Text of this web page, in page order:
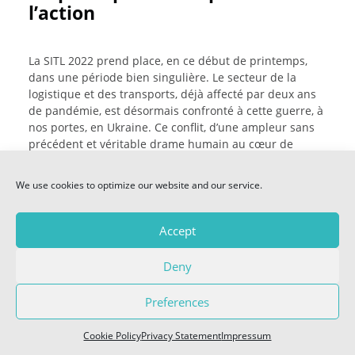
We use cookies to optimize our website and our service.
Accept
Deny
Preferences
Cookie PolicyPrivacy StatementImpressum
l’action
La SITL 2022 prend place, en ce début de printemps,
dans une période bien singulière. Le secteur de la
logistique et des transports, déjà affecté par deux ans
de pandémie, est désormais confronté à cette guerre, à
nos portes, en Ukraine. Ce conflit, d’une ampleur sans
précédent et véritable drame humain au cœur de
niveau européen et mondial. Cette situation nous
oblige d’autant plus à réfléchir à notre futur.
La SITL est avant tout un salon de l’innovation, un
laboratoire de la logistique. L’ADN de la SITL fait dès
lors encore plus sens ! Face aux enjeux climatiques et
environnementaux et à notre dépendance aux énergies
fossiles, nous devons aujourd’hui concrétiser les
promesses tenues.
VIDEOS 2026
SITL SOCIAL
— FACEBOOK
— TWITTER
COOKIE POLICY (EU)